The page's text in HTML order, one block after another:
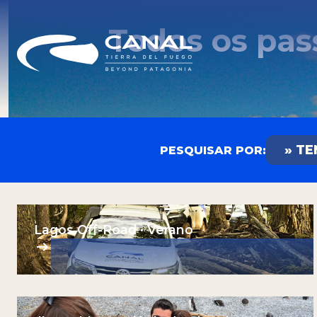
Todos os
PESQUISAR POR:
»
inverno
Lagos Off-Road · Verano